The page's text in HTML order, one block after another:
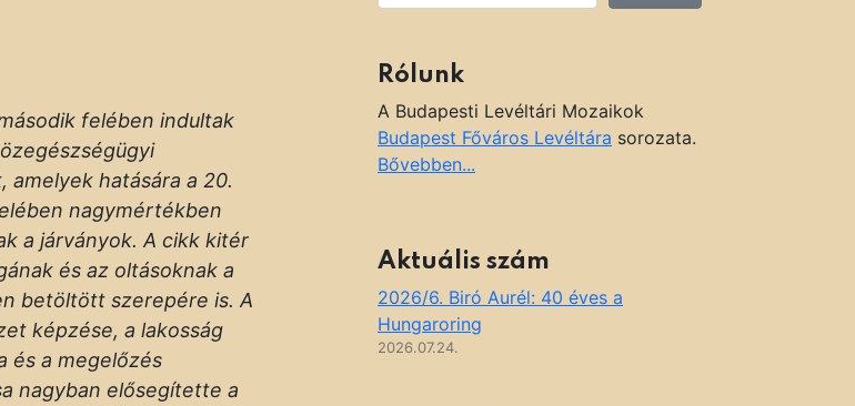
felében indultak
amelyek hatására a 20.
nagymértékben
a járványok. A cikk kitér
és az oltásoknak a
betöltött szerepére is. A
képzése, a lakosság
és a megelőzés
nagyban elősegítette a
Rólunk
A Budapesti Levéltári Mozaikok
Budapest Főváros Levéltára sorozata.
Bővebben...
Aktuális szám
2026/6. Biró Aurél: 40 éves a
Hungaroring
2026.07.24.